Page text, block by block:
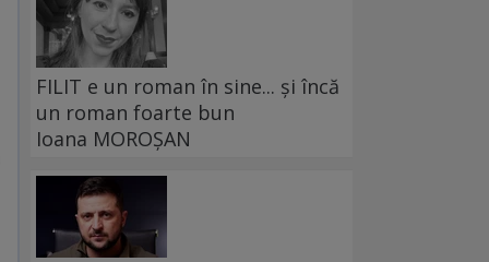
FILIT e un roman în sine... și încă
un roman foarte bun
Ioana MOROȘAN